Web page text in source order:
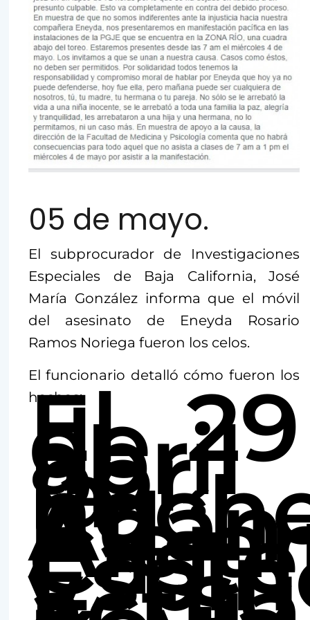
05 de mayo.
El subprocurador de Investigaciones
Especiales de Baja California, José
María González informa que el móvil
del asesinato de Eneyda Rosario
Ramos Noriega fueron los celos.
El funcionario detalló cómo fueron los
hechos:
El 29
de
abril
por
la
Adán
y su